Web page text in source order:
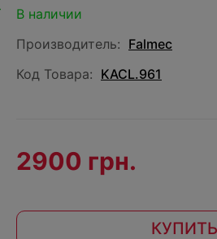
В наличии
Производитель: Falmec
Код Товара: KACL.961
2900 грн.
КУПИТЬ